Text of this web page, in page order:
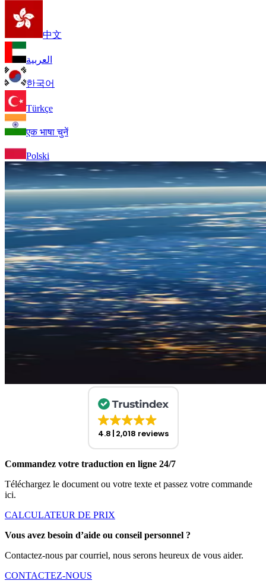
中文
العربية
한국어
Türkçe
एक भाषा चुनें
Polski
4.8 2,018 reviews
Commandez votre traduction en ligne 24/7
Téléchargez le document ou votre texte et passez votre commande
ici.
CALCULATEUR DE PRIX
Vous avez besoin d’aide ou conseil personnel ?
Contactez-nous par courriel, nous serons heureux de vous aider.
CONTACTEZ-NOUS